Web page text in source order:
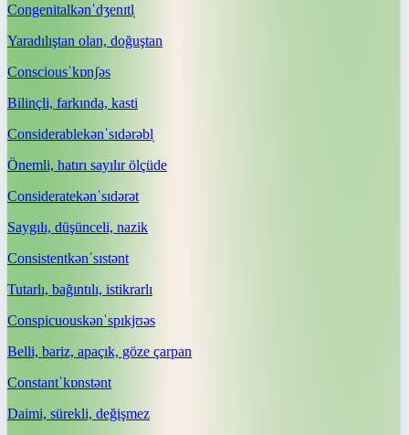
Congenitalkənˈdʒenɪtl̩
Yaradılıştan olan, doğuştan
Consciousˈkɒnʃəs
Bilinçli, farkında, kasti
Considerablekənˈsɪdərəbl̩
Önemli, hatırı sayılır ölçüde
Consideratekənˈsɪdərət
Saygılı, düşünceli, nazik
Consistentkənˈsɪstənt
Tutarlı, bağıntılı, istikrarlı
Conspicuouskənˈspɪkjʊəs
Belli, bariz, apaçık, göze çarpan
Constantˈkɒnstənt
Daimi, sürekli, değişmez